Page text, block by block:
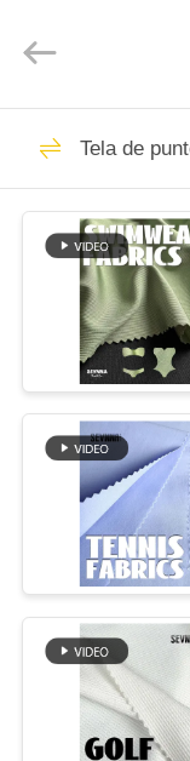
HOGAR
SHOW
SOBRE
VIAJE
LA
FÁBRICA
CONTROL
SEVNNA
TEXTILE.
Tela
traje
Tela
Tela de